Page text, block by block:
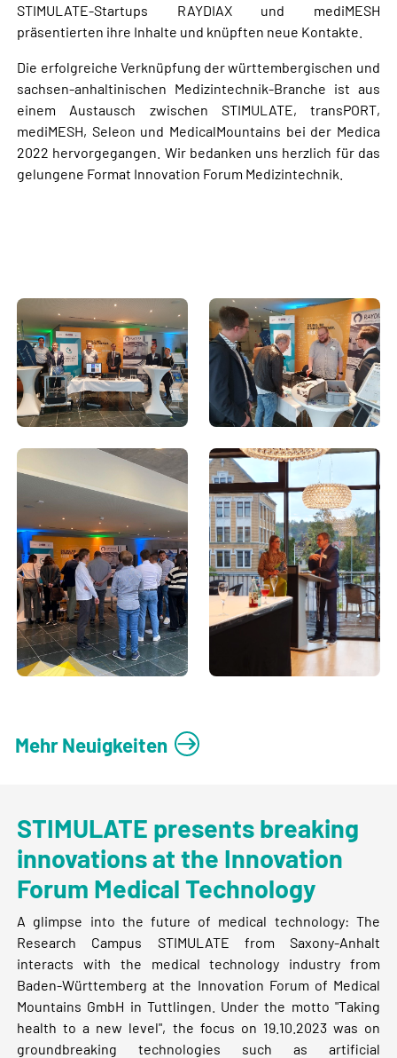
STIMULATE-Startups RAYDIAX und mediMESH
präsentierten ihre Inhalte und knüpften neue Kontakte.
Die erfolgreiche Verknüpfung der württembergischen und
sachsen-anhaltinischen Medizintechnik-Branche ist aus
einem Austausch zwischen STIMULATE, transPORT,
mediMESH, Seleon und MedicalMountains bei der Medica
2022 hervorgegangen. Wir bedanken uns herzlich für das
gelungene Format Innovation Forum Medizintechnik.
Mehr Neuigkeiten
STIMULATE presents breaking
innovations at the Innovation
Forum Medical Technology
A glimpse into the future of medical technology: The
Research Campus STIMULATE from Saxony-Anhalt
interacts with the medical technology industry from
Baden-Württemberg at the Innovation Forum of Medical
Mountains GmbH in Tuttlingen. Under the motto "Taking
health to a new level", the focus on 19.10.2023 was on
groundbreaking technologies such as artificial